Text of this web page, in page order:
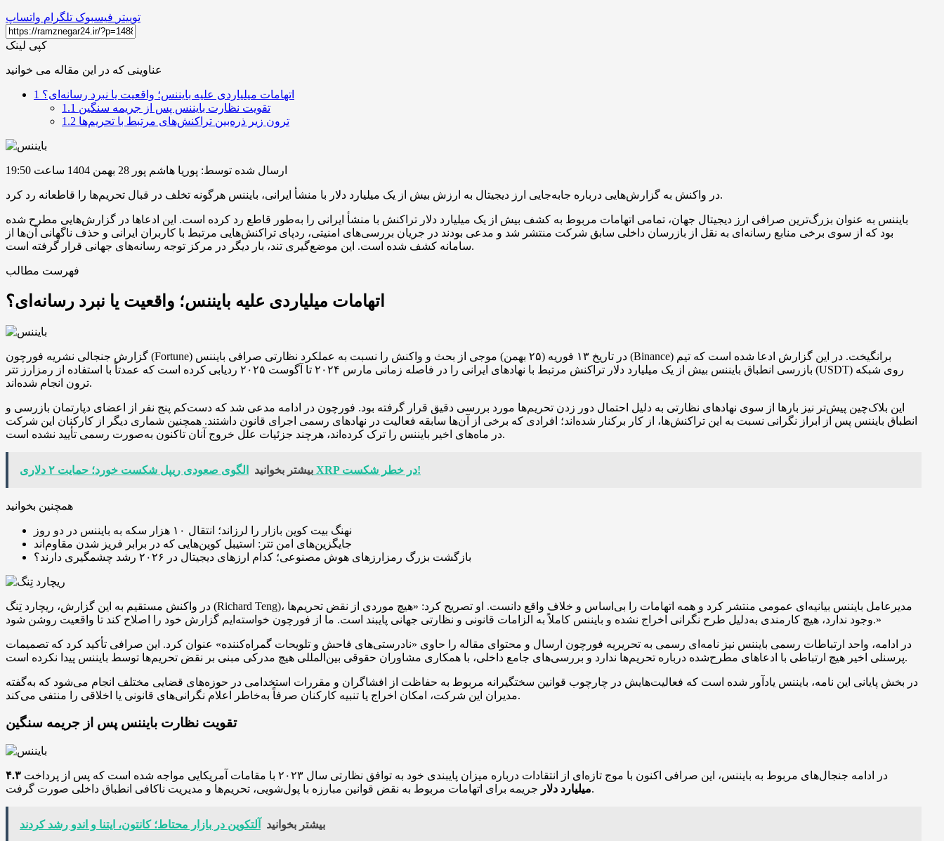
توییتر فیسبوک تلگرام واتساپ
کپی لینک
عناوینی که در این مقاله می خوانید
1 اتهامات میلیاردی علیه بایننس؛ واقعیت یا نبرد رسانه‌ای؟
1.1 تقویت نظارت بایننس پس از جریمه سنگین
1.2 ترون زیر ذره‌بین تراکنش‌های مرتبط با تحریم‌ها
ارسال شده توسط: پوریا هاشم پور 28 بهمن 1404 ساعت 19:50
در واکنش به گزارش‌هایی درباره جابه‌جایی ارز دیجیتال به ارزش بیش از یک میلیارد دلار با منشأ ایرانی، بایننس هرگونه تخلف در قبال تحریم‌ها را قاطعانه رد کرد.
بایننس به عنوان بزرگ‌ترین صرافی ارز دیجیتال جهان، تمامی اتهامات مربوط به کشف بیش از یک میلیارد دلار تراکنش با منشأ ایرانی را به‌طور قاطع رد کرده است. این ادعاها در گزارش‌هایی مطرح شده
بود که از سوی برخی منابع رسانه‌ای به نقل از بازرسان داخلی سابق شرکت منتشر شد و مدعی بودند در جریان بررسی‌های امنیتی، ردپای تراکنش‌هایی مرتبط با کاربران ایرانی و حذف ناگهانی آن‌ها از
سامانه کشف شده است. این موضع‌گیری تند، بار دیگر در مرکز توجه رسانه‌های جهانی قرار گرفته است.
فهرست مطالب
اتهامات میلیاردی علیه بایننس؛ واقعیت یا نبرد رسانه‌ای؟
گزارش جنجالی نشریه فورچون (Fortune) در تاریخ ۱۳ فوریه (۲۵ بهمن) موجی از بحث و واکنش را نسبت به عملکرد نظارتی صرافی بایننس (Binance) برانگیخت. در این گزارش ادعا شده است که تیم
بازرسی انطباق بایننس بیش از یک میلیارد دلار تراکنش مرتبط با نهادهای ایرانی را در فاصله زمانی مارس ۲۰۲۴ تا آگوست ۲۰۲۵ ردیابی کرده است که عمدتاً با استفاده از رمزارز تتر (USDT) روی شبکه
ترون انجام شده‌اند.
این بلاک‌چین پیش‌تر نیز بارها از سوی نهادهای نظارتی به دلیل احتمال دور زدن تحریم‌ها مورد بررسی دقیق قرار گرفته بود. فورچون در ادامه مدعی شد که دست‌کم پنج نفر از اعضای دپارتمان بازرسی و
انطباق بایننس پس از ابراز نگرانی نسبت به این تراکنش‌ها، از کار برکنار شده‌اند؛ افرادی که برخی از آن‌ها سابقه فعالیت در نهادهای رسمی اجرای قانون داشتند. همچنین شماری دیگر از کارکنان این شرکت
در ماه‌های اخیر بایننس را ترک کرده‌اند، هرچند جزئیات علل خروج آنان تاکنون به‌صورت رسمی تأیید نشده است.
بیشتر بخوانید الگوی صعودی ریپل شکست خورد؛ حمایت ۲ دلاری XRP در خطر شکست!
همچنین بخوانید
نهنگ بیت کوین بازار را لرزاند؛ انتقال ۱۰ هزار سکه به بایننس در دو روز
جایگزین‌های امن تتر: استیبل کوین‌هایی که در برابر فریز شدن مقاوم‌اند
بازگشت بزرگ رمزارزهای هوش مصنوعی؛ کدام ارزهای دیجیتال در ۲۰۲۶ رشد چشمگیری دارند؟
در واکنش مستقیم به این گزارش، ریچارد تِنگ (Richard Teng)، مدیرعامل بایننس بیانیه‌ای عمومی منتشر کرد و همه اتهامات را بی‌اساس و خلاف واقع دانست. او تصریح کرد: «هیچ موردی از نقض تحریم‌ها
وجود ندارد، هیچ کارمندی به‌دلیل طرح نگرانی اخراج نشده و بایننس کاملاً به الزامات قانونی و نظارتی جهانی پایبند است. ما از فورچون خواسته‌ایم گزارش خود را اصلاح کند تا واقعیت روشن شود.»
در ادامه، واحد ارتباطات رسمی بایننس نیز نامه‌ای رسمی به تحریریه فورچون ارسال و محتوای مقاله را حاوی «نادرستی‌های فاحش و تلویحات گمراه‌کننده» عنوان کرد. این صرافی تأکید کرد که تصمیمات
پرسنلی اخیر هیچ ارتباطی با ادعاهای مطرح‌شده درباره تحریم‌ها ندارد و بررسی‌های جامع داخلی، با همکاری مشاوران حقوقی بین‌المللی هیچ مدرکی مبنی بر نقض تحریم‌ها توسط بایننس پیدا نکرده است.
در بخش پایانی این نامه، بایننس یادآور شده است که فعالیت‌هایش در چارچوب قوانین سختگیرانه مربوط به حفاظت از افشاگران و مقررات استخدامی در حوزه‌های قضایی مختلف انجام می‌شود که به‌گفته
مدیران این شرکت، امکان اخراج یا تنبیه کارکنان صرفاً به‌خاطر اعلام نگرانی‌های قانونی یا اخلاقی را منتفی می‌کند.
تقویت نظارت بایننس پس از جریمه سنگین
در ادامه‌ جنجال‌های مربوط به بایننس، این صرافی اکنون با موج تازه‌ای از انتقادات درباره میزان پایبندی خود به توافق نظارتی سال ۲۰۲۳ با مقامات آمریکایی مواجه شده است که پس از پرداخت
۴.۳
میلیارد دلارجریمه برای اتهامات مربوط به نقض قوانین مبارزه با پول‌شویی، تحریم‌ها و مدیریت ناکافی انطباق داخلی صورت گرفت.
بیشتر بخوانید آلتکوین در بازار محتاط؛ کانتون، ایتنا و اندو رشد کردند